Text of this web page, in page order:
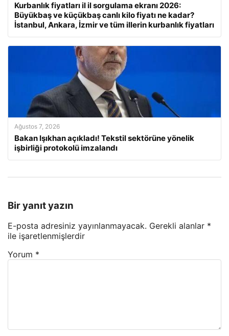
Kurbanlık fiyatları il il sorgulama ekranı 2026:
Büyükbaş ve küçükbaş canlı kilo fiyatı ne kadar?
İstanbul, Ankara, İzmir ve tüm illerin kurbanlık fiyatları
Ağustos 7, 2026
Bakan Işıkhan açıkladı! Tekstil sektörüne yönelik
işbirliği protokolü imzalandı
Bir yanıt yazın
E-posta adresiniz yayınlanmayacak. Gerekli alanlar *
ile işaretlenmişlerdir
Yorum *